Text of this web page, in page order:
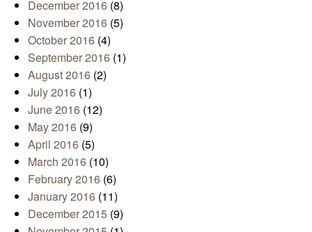
December 2016 (8)
November 2016 (5)
October 2016 (4)
September 2016 (1)
August 2016 (2)
July 2016 (1)
June 2016 (12)
May 2016 (9)
April 2016 (5)
March 2016 (10)
February 2016 (6)
January 2016 (11)
December 2015 (9)